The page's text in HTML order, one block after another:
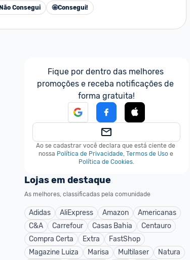
Não Consegui 🤩Consegui!
Fique por dentro das melhores
promoções e receba notificações de
forma gratuita!
Ao se cadastrar você declara que está ciente de
nossa Política de Privacidade, Termos de Uso e
Política de Cookies.
Lojas em destaque
As melhores, classificadas pela comunidade
Adidas AliExpress Amazon
Americanas
C&A
Carrefour Casas Bahia
Centauro
Compra Certa
Extra
FastShop
Magazine Luiza
Marisa Multilaser
Natura